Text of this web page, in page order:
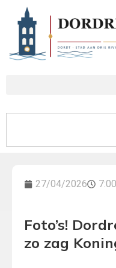
27/04/2026
Foto’s!
zo zag